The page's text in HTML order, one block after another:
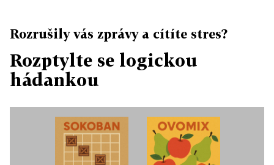
Rozrušily vás zprávy a cítíte stres?
Rozptylte se logickou
hádankou